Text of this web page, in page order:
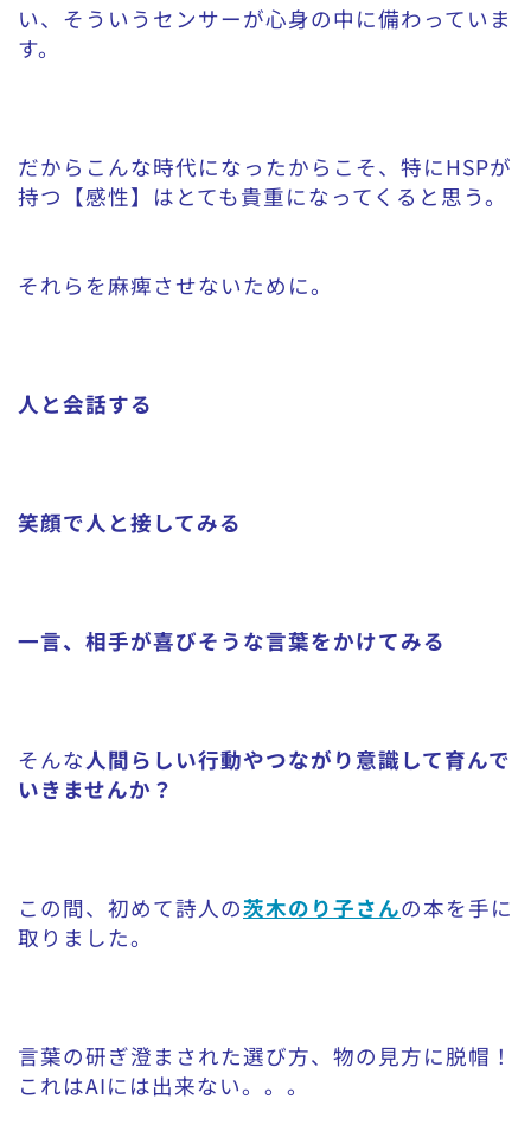
い、そういうセンサーが心身の中に備わっていま
す。
だからこんな時代になったからこそ、特にHSPが
持つ【感性】はとても貴重になってくると思う。
それらを麻痺させないために。
人と会話する
笑顔で人と接してみる
一言、相手が喜びそうな言葉をかけてみる
そんな人間らしい行動やつながり意識して育んで
いきませんか？
この間、初めて詩人の茨木のり子さんの本を手に
取りました。
言葉の研ぎ澄まされた選び方、物の見方に脱帽！
これはAIには出来ない。。。